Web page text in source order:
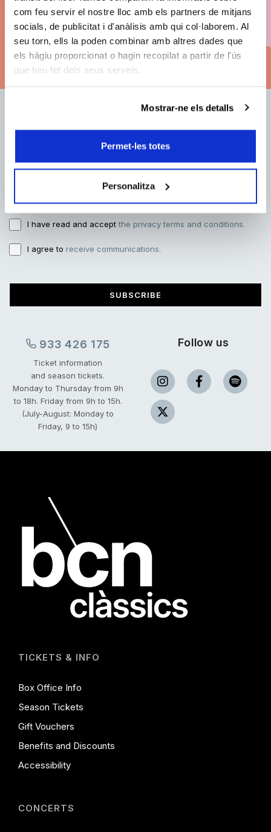
com feu servir el nostre lloc amb els partners de mitjans
socials, de publicitat i d'anàlisis amb qui col·laborem. Al
seu torn, ells la poden combinar amb altres dades que
els hàgiu proporcionat o hagin recopilat a partir de l'ús
que heu fet dels seus serveis.
Mostrar-ne els detalls
Permet-les totes
Personalitza
instalments.
See subscription options
E-mail address:
I have read and acceptthe privacy terms and conditions.
I agree to receive communications.
SUBSCRIBE
933 426 175
Ticket information
and season tickets.
Monday to Thursday from 9h
to 18h. Friday from 9h to 15h.
(July-August: Monday to
Friday, 9 to 15h)
Follow us
TICKETS & INFO
Box Office Info
Season Tickets
Gift Vouchers
Benefits and Discounts
Accessibility
CONCERTS